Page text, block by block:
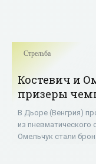
Стрельба
Костевич и
призеры
в стрельбе
пистолета -
В Дьоре (Венгрия)
из пневматического
Омельчук стали